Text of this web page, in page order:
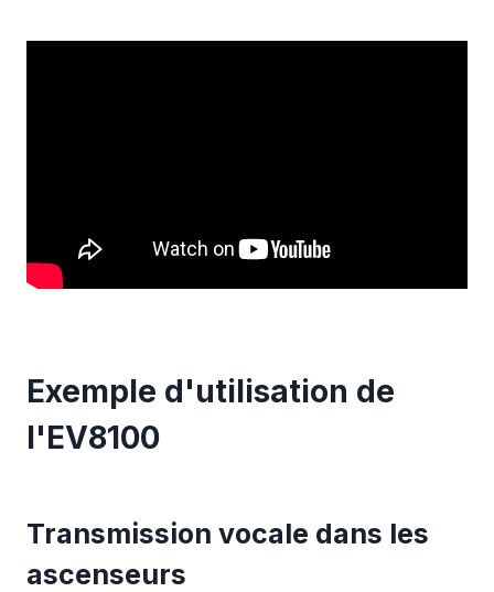
Exemple d'utilisation de
l'EV8100
Transmission vocale dans les
ascenseurs